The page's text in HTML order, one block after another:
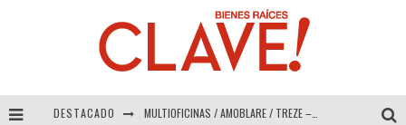
DESTACADO MULTIOFICINAS / AMOBLARE / TREZE – Especial Interiorismo & Decoración 2026